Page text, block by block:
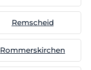
Remscheid
Rommerskirchen